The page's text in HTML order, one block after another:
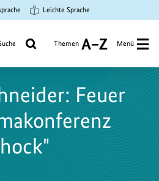
Leichte Sprache
Themen
A
Z
Menü
Feuer